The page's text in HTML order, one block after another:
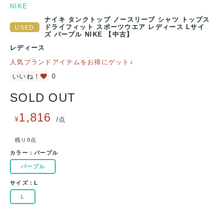
NIKE
ナイキ タンクトップ ノースリーブ シャツ トップス
ドライフィット スポーツウエア レディース Lサイ
ズ パープル NIKE 【中古】
レディース
人気ブランドアイテムをお得にゲット♪
いいね！
0
SOLD OUT
¥1,816 /点
残り0点
カラー：パープル
パープル
サイズ：L
L